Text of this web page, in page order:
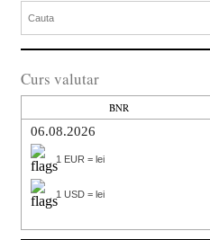
Curs valutar
BNR
06.08.2026
1 EUR = lei
1 USD = lei